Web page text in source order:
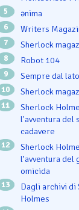
5 ənima
6 Writers
7 Sherlock
8 Robot 104
9 Sempre dal
10 Sherlock
11
Sherlock
l'avventura del
cadavere
12
Sherlock
l’avventura del
omicida
13
Dagli archivi di
Holmes